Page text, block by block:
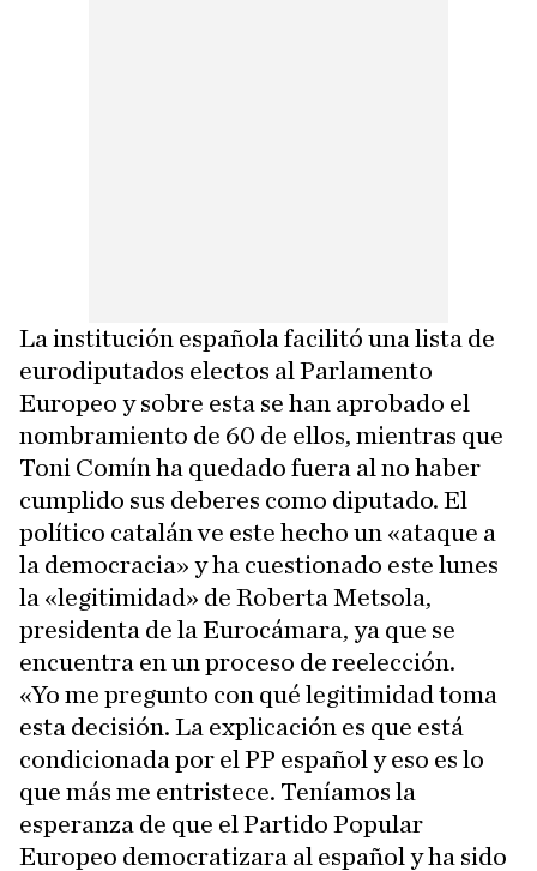
La institución española facilitó una lista de
eurodiputados electos al Parlamento
Europeo y sobre esta se han aprobado el
nombramiento de 60 de ellos, mientras que
Toni Comín ha quedado fuera al no haber
cumplido sus deberes como diputado. El
político catalán ve este hecho un «ataque a
la democracia» y ha cuestionado este lunes
la «legitimidad» de Roberta Metsola,
presidenta de la Eurocámara, ya que se
encuentra en un proceso de reelección.
«Yo me pregunto con qué legitimidad toma
esta decisión. La explicación es que está
condicionada por el PP español y eso es lo
que más me entristece. Teníamos la
esperanza de que el Partido Popular
Europeo democratizara al español y ha sido